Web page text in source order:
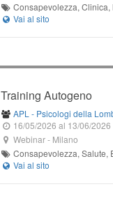
Consapevolezza, Clinica,
Training Autogeno
APL - Psicologi della
16/05/2026 al 13/06/2026
Webinar- Milano
Consapevolezza, Salute,